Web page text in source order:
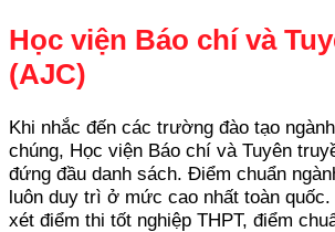
Học viện Báo chí và
(AJC)
Khi nhắc đến các trường đào tạo
chúng, Học viện Báo chí và Tuyên
đứng đầu danh sách. Điểm chuẩn
luôn duy trì ở mức cao nhất toàn
xét điểm thi tốt nghiệp THPT, điểm